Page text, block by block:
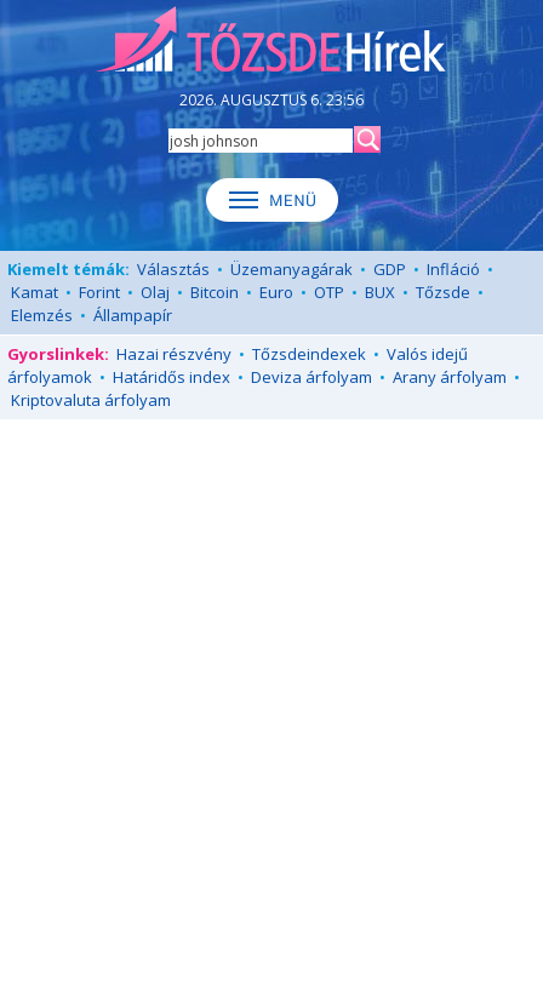
2026. AUGUSZTUS 6. 23:56
Kiemelt témák: Választás • Üzemanyagárak • GDP • Infláció •
Kamat • Forint • Olaj • Bitcoin • Euro • OTP • BUX • Tőzsde •
Elemzés • Állampapír
Gyorslinkek: Hazai részvény • Tőzsdeindexek • Valós idejű
árfolyamok • Határidős index • Deviza árfolyam • Arany árfolyam •
Kriptovaluta árfolyam